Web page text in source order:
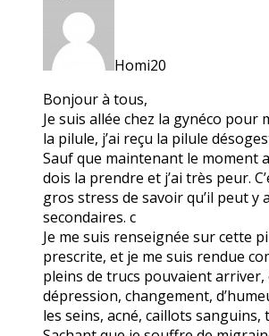
Homi20
Bonjour à tous,
Je suis allée chez la gynéco pour
la pilule, j’ai reçu la pilule
Sauf que maintenant le moment
dois la prendre et j’ai très peur.
gros stress de savoir qu’il peut y
secondaires. c
Je me suis renseignée sur cette
prescrite, et je me suis rendue
pleins de trucs pouvaient arriver,
dépression, changement,
les seins, acné, caillots sanguins,